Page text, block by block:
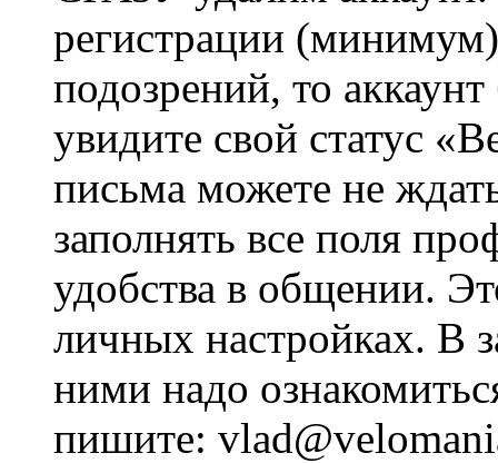
регистрации
подозрений, то
увидите свой статус
письма можете не
заполнять все поля
удобства в общении.
личных настройках. В
ними надо
пишите: